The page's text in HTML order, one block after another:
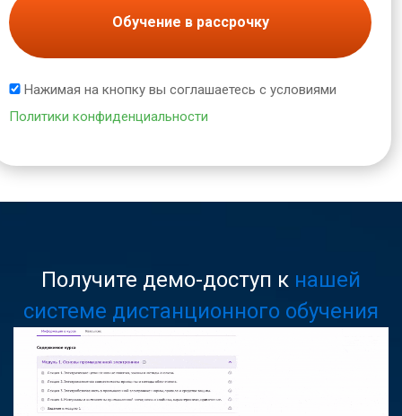
Обучение в рассрочку
Нажимая на кнопку вы соглашаетесь с условиями
Политики конфиденциальности
Получите демо-доступ к нашей
системе дистанционного обучения